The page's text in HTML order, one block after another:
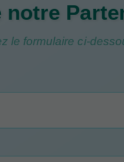
le formulaire ci-